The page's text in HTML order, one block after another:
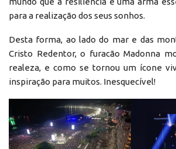
para a realização dos seus sonhos.
Desta forma, ao lado do mar e das
Cristo Redentor, o furacão Madonna
realeza, e como se tornou um ícone
inspiração para muitos. Inesquecível!